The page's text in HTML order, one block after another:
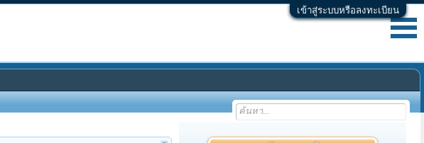
เข้าสู่ระบบหรือลงทะเบียน